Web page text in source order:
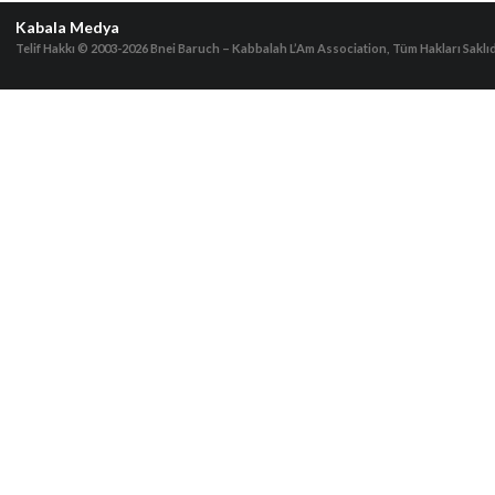
Kabala Medya
Telif Hakkı © 2003-2026Bnei Baruch – Kabbalah L’Am Association, Tüm Hakları